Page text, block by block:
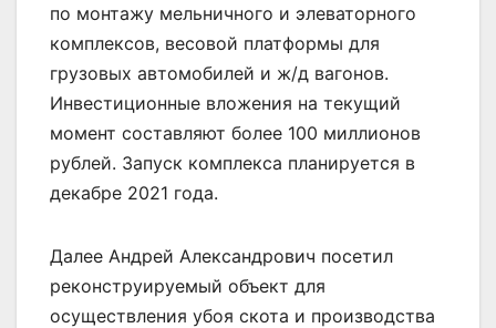
по монтажу мельничного и элеваторного
комплексов, весовой платформы для
грузовых автомобилей и ж/д вагонов.
Инвестиционные вложения на текущий
момент составляют более 100 миллионов
рублей. Запуск комплекса планируется в
декабре 2021 года.
Далее Андрей Александрович посетил
реконструируемый объект для
осуществления убоя скота и производства